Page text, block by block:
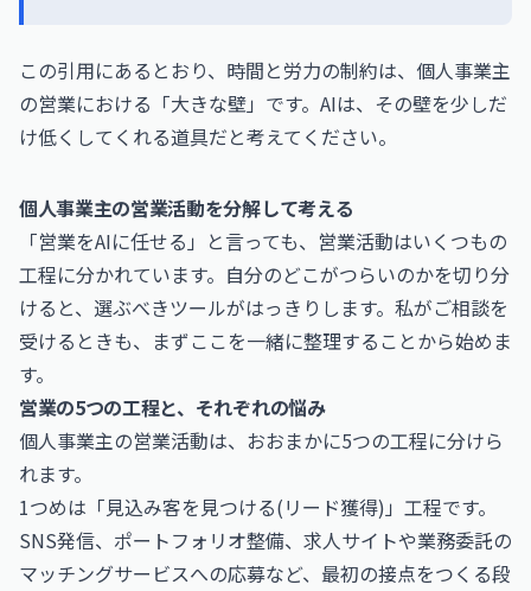
この引用にあるとおり、時間と労力の制約は、個人事業主
の営業における「大きな壁」です。AIは、その壁を少しだ
け低くしてくれる道具だと考えてください。
個人事業主の営業活動を分解して考える
「営業をAIに任せる」と言っても、営業活動はいくつもの
工程に分かれています。自分のどこがつらいのかを切り分
けると、選ぶべきツールがはっきりします。私がご相談を
受けるときも、まずここを一緒に整理することから始めま
す。
営業の5つの工程と、それぞれの悩み
個人事業主の営業活動は、おおまかに5つの工程に分けら
れます。
1つめは「見込み客を見つける(リード獲得)」工程です。
SNS発信、ポートフォリオ整備、求人サイトや業務委託の
マッチングサービスへの応募など、最初の接点をつくる段